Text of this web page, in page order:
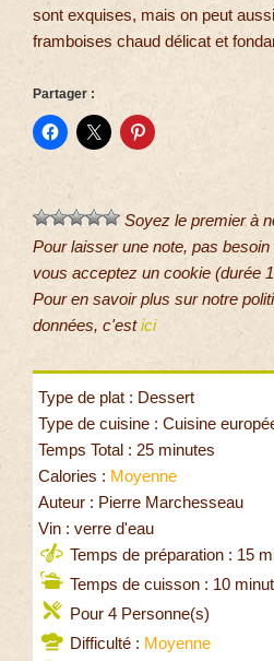
sont exquises, mais on peut
framboises chaud délicat et
Partager :
Soyez le premier à
Pour laisser une note, pas
vous acceptez un cookie (durée
Pour en savoir plus sur notre
données, c'estici
Type de plat : Dessert
Type de cuisine : Cuisine
Temps Total : 25 minutes
Calories : Moyenne
Auteur : Pierre Marchesseau
Vin : verre d'eau
Temps de préparation : 15
Temps de cuisson : 10
Pour 4 Personne(s)
Difficulté : Moyenne